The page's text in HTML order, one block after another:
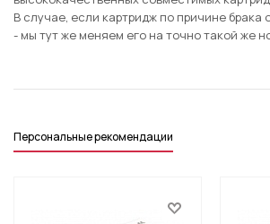
В случае, если картридж по причине брака
- мы тут же меняем его на точно такой же
Персональные рекомендации